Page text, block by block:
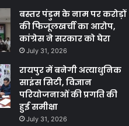
बस्तर पंडुम के नाम पर करोड़ों
की फिजूलखर्ची का आरोप,
कांग्रेस ने सरकार को घेरा
July 31, 2026
रायपुर में बनेगी अत्याधुनिक
साइंस सिटी, विज्ञान
परियोजनाओं की प्रगति की
हुई समीक्षा
July 31, 2026